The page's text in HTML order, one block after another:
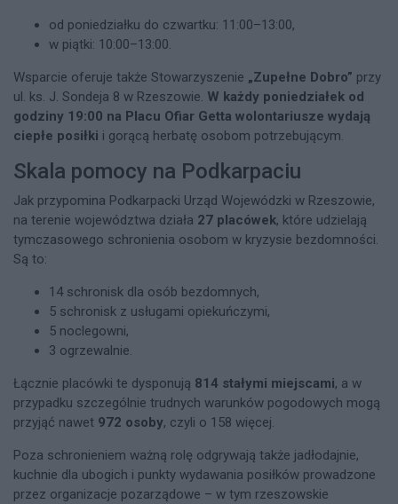
od poniedziałku do czwartku: 11:00–13:00,
w piątki: 10:00–13:00.
Wsparcie oferuje także Stowarzyszenie „Zupełne Dobro” przy
ul. ks. J. Sondeja 8 w Rzeszowie. W każdy poniedziałek od
godziny 19:00 na Placu Ofiar Getta wolontariusze wydają
ciepłe posiłki i gorącą herbatę osobom potrzebującym.
Skala pomocy na Podkarpaciu
Jak przypomina Podkarpacki Urząd Wojewódzki w Rzeszowie,
na terenie województwa działa 27 placówek, które udzielają
tymczasowego schronienia osobom w kryzysie bezdomności.
Są to:
14 schronisk dla osób bezdomnych,
5 schronisk z usługami opiekuńczymi,
5 noclegowni,
3 ogrzewalnie.
Łącznie placówki te dysponują 814 stałymi miejscami, a w
przypadku szczególnie trudnych warunków pogodowych mogą
przyjąć nawet 972 osoby, czyli o 158 więcej.
Poza schronieniem ważną rolę odgrywają także jadłodajnie,
kuchnie dla ubogich i punkty wydawania posiłków prowadzone
przez organizacje pozarządowe – w tym rzeszowskie